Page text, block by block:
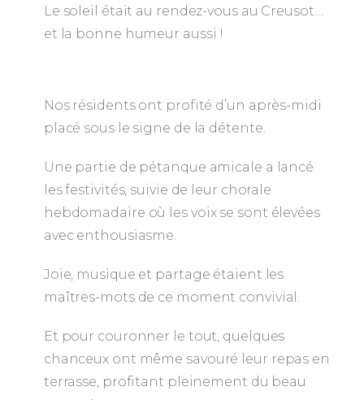
Le soleil était au rendez-vous au Creusot…
et la bonne humeur aussi !
Nos résidents ont profité d’un après-midi
placé sous le signe de la détente.
Une partie de pétanque amicale a lancé
les festivités, suivie de leur chorale
hebdomadaire où les voix se sont élevées
avec enthousiasme.
Joie, musique et partage étaient les
maîtres-mots de ce moment convivial.
Et pour couronner le tout, quelques
chanceux ont même savouré leur repas en
terrasse, profitant pleinement du beau